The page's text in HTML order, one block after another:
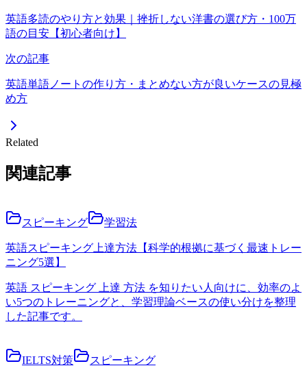
英語多読のやり方と効果｜挫折しない洋書の選び方・100万
語の目安【初心者向け】
次の記事
英語単語ノートの作り方・まとめない方が良いケースの見極
め方
Related
関連記事
スピーキング 学習法
英語スピーキング上達方法【科学的根拠に基づく最速トレー
ニング5選】
英語 スピーキング 上達 方法 を知りたい人向けに、効率のよ
い5つのトレーニングと、学習理論ベースの使い分けを整理
した記事です。
IELTS対策 スピーキング